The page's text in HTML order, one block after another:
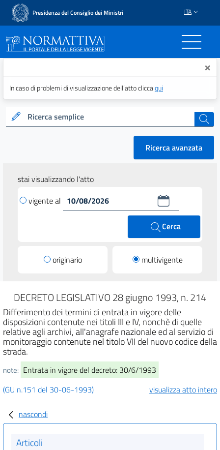
Presidenza del Consiglio dei Ministri ITA
Normattiva - Il portale ×
In caso di problemi di visualizzazione dell’atto cliccaqui
Ricerca semplice cerca
Ricerca avanzata
stai visualizzando l'atto
vigente al
Cerca
originario multivigente
DECRETO LEGISLATIVO 28 giugno 1993, n. 214
Differimento dei termini di entrata in vigore delle
disposizioni contenute nei titoli III e IV, nonchè di quelle
relative agli archivi, all'anagrafe nazionale ed al servizio di
monitoraggio contenute nel titolo VII del nuovo codice della
strada.
note: Entrata in vigore del decreto: 30/6/1993
(GU n.151 del 30-06-1993)
visualizza atto intero
nascondi
Articoli